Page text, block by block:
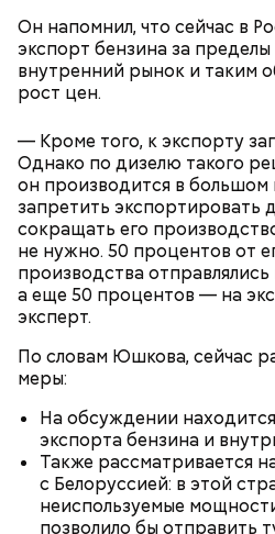
Он напомнил, что сейчас в
экспорт бензина за
внутренний рынок и таким
рост цен.
— Кроме того, к экспорту
Однако по дизелю такого
он производится в большом
запретить экспортировать
сокращать его
не нужно. 50 процентов от
производства
а еще 50 процентов — на
эксперт.
По словам Юшкова, сейчас
меры:
На обсуждении
экспорта бензина и
Также рассматривается
с Белоруссией: в этой
неиспользуемые
позволило бы отправить
Каждый человек сможет
С цифровым кошельком
операции: